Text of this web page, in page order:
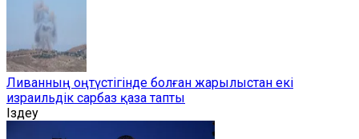
Ливанның оңтүстігінде болған жарылыстан екі
израильдік сарбаз қаза тапты
Іздеу